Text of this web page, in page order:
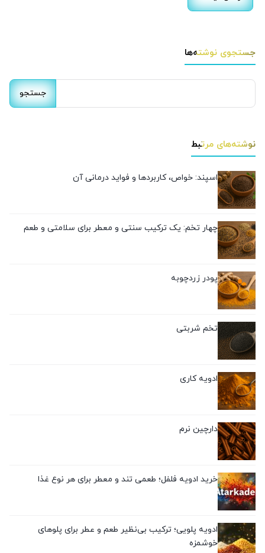
جستجوی نوشته‌ها
برای:
نوشته‌های مرتبط
اسپند: خواص، کاربردها و فواید درمانی آن
چهار تخم: یک ترکیب سنتی و معطر برای سلامتی و طعم
پودر زردچوبه
تخم شربتی
ادویه کاری
دارچین نرم
خرید ادویه فلفل؛ طعمی تند و معطر برای هر نوع غذا
ادویه پلویی؛ ترکیب بی‌نظیر طعم و عطر برای پلوهای
خوشمزه